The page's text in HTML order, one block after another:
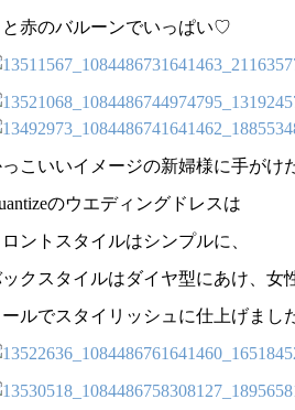
赤のバルーンでいっぱい♡
こいいイメージの新婦様に手がけ
のウエディングドレスは
ントスタイルはシンプルに、
クスタイルはダイヤ型にあけ、女
ルでスタイリッシュに仕上げまし